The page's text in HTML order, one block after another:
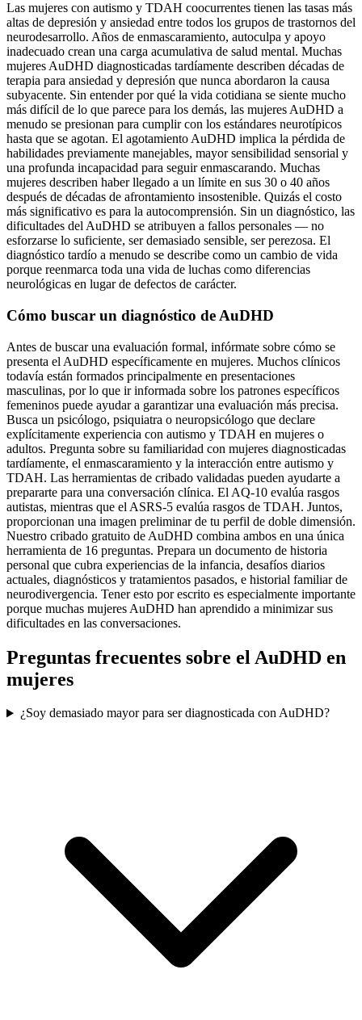
Las mujeres con autismo y TDAH coocurrentes tienen las tasas más
altas de depresión y ansiedad entre todos los grupos de trastornos del
neurodesarrollo. Años de enmascaramiento, autoculpa y apoyo
inadecuado crean una carga acumulativa de salud mental. Muchas
mujeres AuDHD diagnosticadas tardíamente describen décadas de
terapia para ansiedad y depresión que nunca abordaron la causa
subyacente. Sin entender por qué la vida cotidiana se siente mucho
más difícil de lo que parece para los demás, las mujeres AuDHD a
menudo se presionan para cumplir con los estándares neurotípicos
hasta que se agotan. El agotamiento AuDHD implica la pérdida de
habilidades previamente manejables, mayor sensibilidad sensorial y
una profunda incapacidad para seguir enmascarando. Muchas
mujeres describen haber llegado a un límite en sus 30 o 40 años
después de décadas de afrontamiento insostenible. Quizás el costo
más significativo es para la autocomprensión. Sin un diagnóstico, las
dificultades del AuDHD se atribuyen a fallos personales — no
esforzarse lo suficiente, ser demasiado sensible, ser perezosa. El
diagnóstico tardío a menudo se describe como un cambio de vida
porque reenmarca toda una vida de luchas como diferencias
neurológicas en lugar de defectos de carácter.
Cómo buscar un diagnóstico de AuDHD
Antes de buscar una evaluación formal, infórmate sobre cómo se
presenta el AuDHD específicamente en mujeres. Muchos clínicos
todavía están formados principalmente en presentaciones
masculinas, por lo que ir informada sobre los patrones específicos
femeninos puede ayudar a garantizar una evaluación más precisa.
Busca un psicólogo, psiquiatra o neuropsicólogo que declare
explícitamente experiencia con autismo y TDAH en mujeres o
adultos. Pregunta sobre su familiaridad con mujeres diagnosticadas
tardíamente, el enmascaramiento y la interacción entre autismo y
TDAH. Las herramientas de cribado validadas pueden ayudarte a
prepararte para una conversación clínica. El AQ-10 evalúa rasgos
autistas, mientras que el ASRS-5 evalúa rasgos de TDAH. Juntos,
proporcionan una imagen preliminar de tu perfil de doble dimensión.
Nuestro cribado gratuito de AuDHD combina ambos en una única
herramienta de 16 preguntas. Prepara un documento de historia
personal que cubra experiencias de la infancia, desafíos diarios
actuales, diagnósticos y tratamientos pasados, e historial familiar de
neurodivergencia. Tener esto por escrito es especialmente importante
porque muchas mujeres AuDHD han aprendido a minimizar sus
dificultades en las conversaciones.
Preguntas frecuentes sobre el AuDHD en
mujeres
¿Soy demasiado mayor para ser diagnosticada con AuDHD?